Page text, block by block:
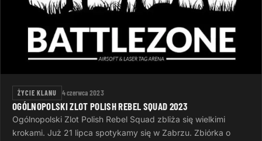
ŻYCIE KLANU 4 czerwca 2023
OGÓLNOPOLSKI ZLOT POLISH REBEL SQUAD 2023
Ogólnopolski Zlot Polish Rebel Squad zbliża się wielkimi
krokami. Już 21 lipca spotykamy się w Zabrzu. Zbiórka o